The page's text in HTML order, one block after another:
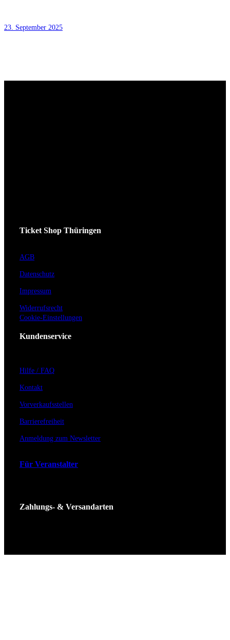
23. September 2025
Ticket Shop Thüringen
AGB
Datenschutz
Impressum
Widerrufsrecht
Cookie-Einstellungen
Kundenservice
Hilfe / FAQ
Kontakt
Vorverkaufsstellen
Barrierefreiheit
Anmeldung zum Newsletter
Für Veranstalter
Zahlungs- & Versandarten